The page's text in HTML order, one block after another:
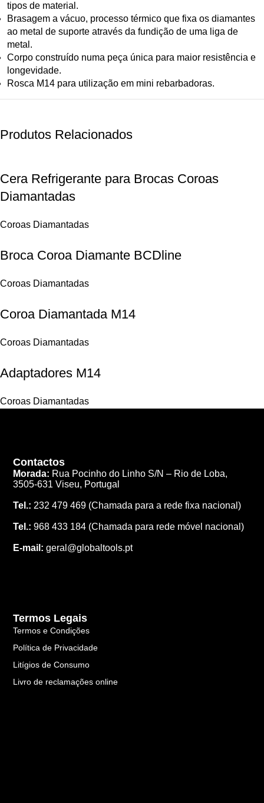
tipos de material.
Brasagem a vácuo, processo térmico que fixa os diamantes
ao metal de suporte através da fundição de uma liga de
metal.
Corpo construído numa peça única para maior resistência e
longevidade.
Rosca M14 para utilização em mini rebarbadoras.
Produtos Relacionados
Cera Refrigerante para Brocas Coroas
Diamantadas
Coroas Diamantadas
Broca Coroa Diamante BCDline
Coroas Diamantadas
Coroa Diamantada M14
Coroas Diamantadas
Adaptadores M14
Coroas Diamantadas
Contactos
Morada: Rua Pocinho do Linho S/N – Rio de Loba,
3505-631 Viseu, Portugal
Tel.: 232 479 469 (Chamada para a rede fixa nacional)
Tel.: 968 433 184 (Chamada para rede móvel nacional)
E-mail: geral@globaltools.pt
Termos Legais
Termos e Condições
Política de Privacidade
Litígios de Consumo
Livro de reclamações online